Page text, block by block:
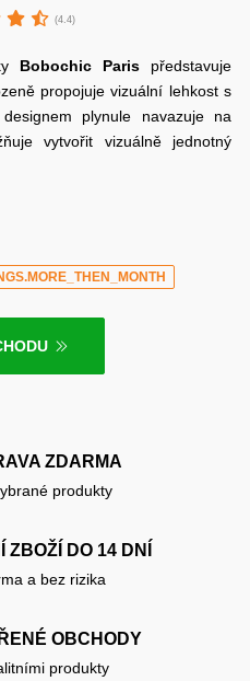
(4.4)
Bobochic Parispředstavuje
propojuje vizuální lehkost s
plynule navazuje na
vytvořit vizuálně jednotný
ZDARMA
produkty
ZBOŽÍ DO 14 DNÍ
a bez rizika
OBCHODY
produkty